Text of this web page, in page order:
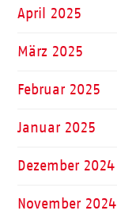
April 2025
März 2025
Februar 2025
Januar 2025
Dezember 2024
November 2024